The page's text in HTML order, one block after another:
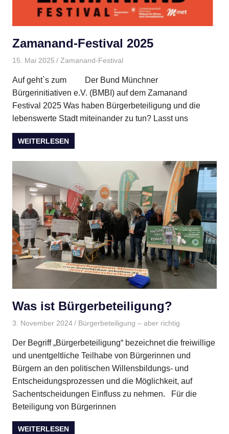
Zamanand-Festival 2025
15. Mai 2025 BMBI
Zamanand-Festival
Auf geht`s zum Der Bund Münchner
Bürgerinitiativen e.V. (BMBI) auf dem Zamanand
Festival 2025 Was haben Bürgerbeteiligung und die
lebenswerte Stadt miteinander zu tun? Lasst uns
WEITERLESEN
Was ist Bürgerbeteiligung?
3. November 2024 BMBI
Bürgerbeteiligung – aber richtig
Der Begriff „Bürgerbeteiligung“ bezeichnet die freiwillige
und unentgeltliche Teilhabe von Bürgerinnen und
Bürgern an den politischen Willensbildungs- und
Entscheidungsprozessen und die Möglichkeit, auf
Sachentscheidungen Einfluss zu nehmen. Für die
Beteiligung von Bürgerinnen
WEITERLESEN